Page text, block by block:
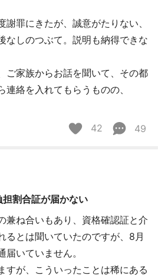
謝罪にきたが、誠意がたりない、
なしのつぶて。説明も納得できな
ご家族からお話を聞いて、その都
絡を入れてもらうものの、
42 49
割合証が届かない
兼ね合いもあり、資格確認証と介
るとは聞いていたのですが、8月
いていません。
すが、こういったことは稀にある